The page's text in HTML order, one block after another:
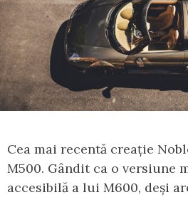
Cea mai recentă creație
M500. Gândit ca o versiune
accesibilă a lui M600, deși